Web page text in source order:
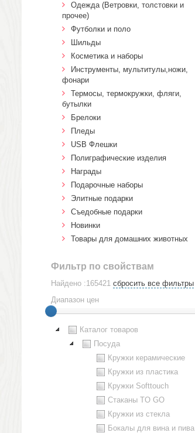
Одежда (Ветровки, толстовки и
прочее)
Футболки и поло
Шильды
Косметика и наборы
Инструменты, мультитулы,ножи,
фонари
Термосы, термокружки, фляги,
бутылки
Брелоки
Пледы
USB Флешки
Полиграфические изделия
Награды
Подарочные наборы
Элитные подарки
Cъедобные подарки
Новинки
Товары для домашних животных
Фильтр по свойствам
Найдено :165421 сбросить все фильтры
Диапазон цен
Каталог товаров
Посуда
Кружки керамические
Кружки из пластика
Кружки Softtouch
Стаканы TO GO
Кружки из стекла
Бокалы для вина и пива